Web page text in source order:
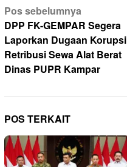
Navigasi
pos
Pos sebelumnya
DPP FK-GEMPAR Segera
Laporkan Dugaan Korupsi
Retribusi Sewa Alat Berat
Dinas PUPR Kampar
POS TERKAIT